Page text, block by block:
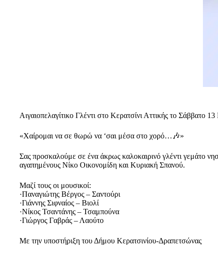
Αιγαιοπελαγίτικο Γλέντι στο Κερατσίνι Αττικής το Σάββατο 13
«Χαίρομαι να σε θωρώ να ‘σαι μέσα στο χορό…🎶»
Σας προσκαλούμε σε ένα άκρως καλοκαιρινό γλέντι γεμάτο
αγαπημένους Νίκο Οικονομίδη και Κυριακή Σπανού.
Μαζί τους οι μουσικοί:
·Παναγιώτης Βέργος – Σαντούρι
·Γιάννης Σιφναίος – Βιολί
·Νίκος Τσαντάνης – Τσαμπούνα
·Γιώργος Γαβράς – Λαούτο
Με την υποστήριξη του Δήμου Κερατσινίου-Δραπετσώνας